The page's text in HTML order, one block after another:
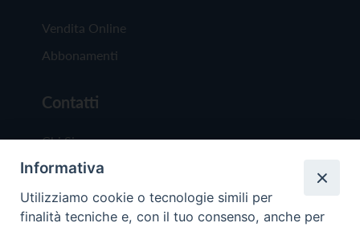
Vendita Online
Abbonamenti
Contatti
Chi Siamo
Redazione
Scrivici
Informativa
Utilizziamo cookie o tecnologie simili per
finalità tecniche e, con il tuo consenso, anche per